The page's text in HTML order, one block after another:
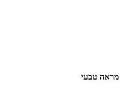
מראה טבעי